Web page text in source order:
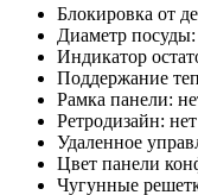
Блокировка от
Диаметр
Индикатор
Поддержание
Рамка панели:
Ретродизайн: нет
Удаленное
Цвет панели
Чугунные